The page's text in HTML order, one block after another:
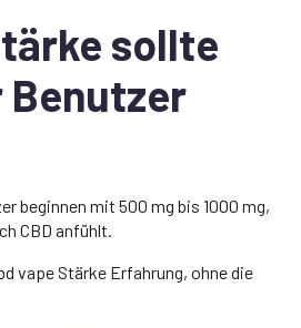
sollte
Benutzer
beginnen mit 500 mg bis 1000 mg,
CBD anfühlt.
vape Stärke Erfahrung, ohne die